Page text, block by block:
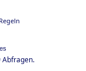
Abfragen.